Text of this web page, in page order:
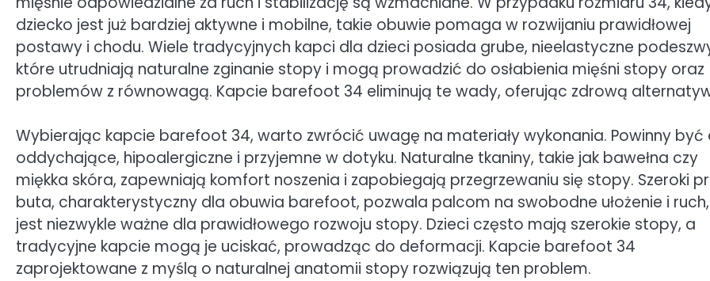
dziecko jest już bardziej aktywne i mobilne, takie obuwie pomaga w rozwijaniu prawidłowej
postawy i chodu. Wiele tradycyjnych kapci dla dzieci posiada grube, nieelastyczne
które utrudniają naturalne zginanie stopy i mogą prowadzić do osłabienia mięśni stopy oraz
problemów z równowagą. Kapcie barefoot 34 eliminują te wady, oferując zdrową
Wybierając kapcie barefoot 34, warto zwrócić uwagę na materiały wykonania. Powinny być
oddychające, hipoalergiczne i przyjemne w dotyku. Naturalne tkaniny, takie jak bawełna czy
miękka skóra, zapewniają komfort noszenia i zapobiegają przegrzewaniu się stopy. Szeroki
buta, charakterystyczny dla obuwia barefoot, pozwala palcom na swobodne ułożenie i
jest niezwykle ważne dla prawidłowego rozwoju stopy. Dzieci często mają szerokie stopy, a
tradycyjne kapcie mogą je uciskać, prowadząc do deformacji. Kapcie barefoot 34
zaprojektowane z myślą o naturalnej anatomii stopy rozwiązują ten problem.